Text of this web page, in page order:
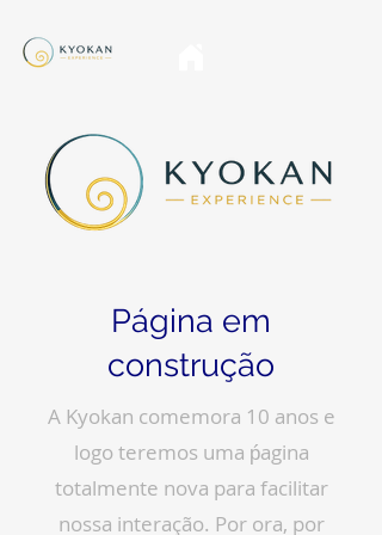
Página em
construção
A Kyokan comemora 10 anos e
logo teremos uma ṕagina
totalmente nova para facilitar
nossa interação. Por ora, por